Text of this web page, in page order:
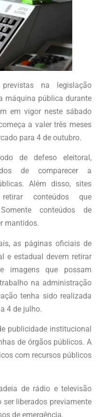
na legislação
máquina pública durante
em vigor neste sábado
a valer três meses
para 4 de outubro.
de defeso eleitoral,
de comparecer a
Além disso, sites
retirar conteúdos que
conteúdos de
mantidos.
as páginas oficiais de
e estadual devem retirar
imagens que possam
na administração
tenha sido realizada
4 de julho.
publicidade institucional
de órgãos públicos. A
com recursos públicos
de rádio e televisão
liberados previamente
de emergência.